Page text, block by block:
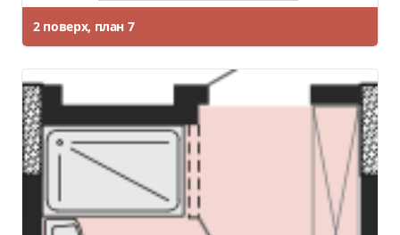
2 поверх, план 7